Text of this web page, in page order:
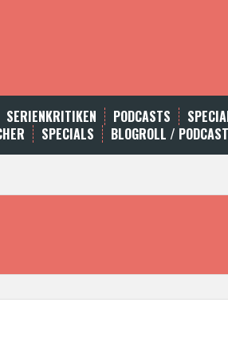
SERIENKRITIKEN PODCASTS
SPECIALS BLOGROLL /